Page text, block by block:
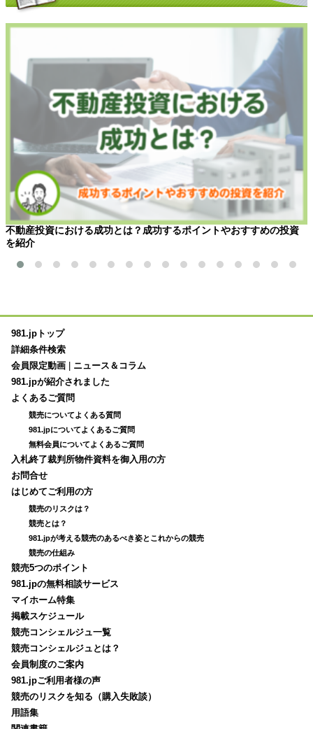
不動産投資における成功とは？成功するポイントやおすすめの投資
を紹介
981.jpトップ
詳細条件検索
会員限定動画
ニュース＆コラム
981.jpが紹介されました
よくあるご質問
競売についてよくある質問
981.jpについてよくあるご質問
無料会員についてよくあるご質問
入札終了裁判所物件資料を御入用の方
お問合せ
はじめてご利用の方
競売のリスクは？
競売とは？
981.jpが考える競売のあるべき姿とこれからの競売
競売の仕組み
競売5つのポイント
981.jpの無料相談サービス
マイホーム特集
掲載スケジュール
競売コンシェルジュ一覧
競売コンシェルジュとは？
会員制度のご案内
981.jpご利用者様の声
競売のリスクを知る（購入失敗談）
用語集